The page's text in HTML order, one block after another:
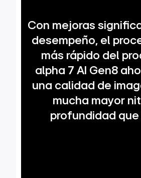
Con mejoras
desempeño, el
más rápido del
alpha 7 AI Gen8
una calidad de
mucha mayor
profundidad